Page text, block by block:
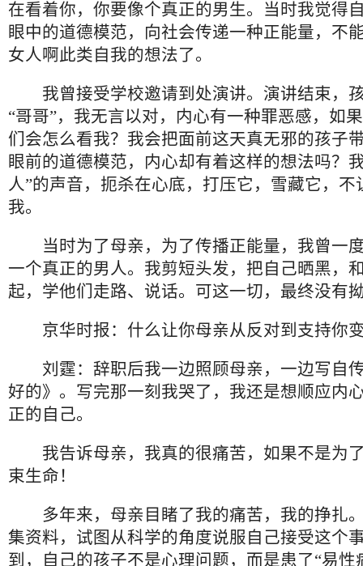
在看着你，你要像个真正的男生。当时我觉得
眼中的道德模范，向社会传递一种正能量，不
女人啊此类自我的想法了。
我曾接受学校邀请到处演讲。演讲结束，
“哥哥”，我无言以对，内心有一种罪恶感，如
们会怎么看我？我会把面前这天真无邪的孩子
眼前的道德模范，内心却有着这样的想法吗？
人”的声音，扼杀在心底，打压它，雪藏它，不
我。
当时为了母亲，为了传播正能量，我曾一
一个真正的男人。我剪短头发，把自己晒黑，
起，学他们走路、说话。可这一切，最终没有
京华时报：什么让你母亲从反对到支持你
刘霆：辞职后我一边照顾母亲，一边写自
好的》。写完那一刻我哭了，我还是想顺应内
正的自己。
我告诉母亲，我真的很痛苦，如果不是为
束生命！
多年来，母亲目睹了我的痛苦，我的挣扎
集资料，试图从科学的角度说服自己接受这个
到，自己的孩子不是心理问题，而是患了“易性